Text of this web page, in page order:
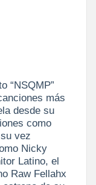
“NSQMP”
más
desde su
como
vez
Nicky
Latino, el
Raw Fellahx